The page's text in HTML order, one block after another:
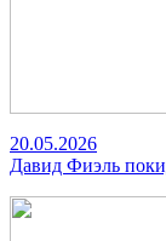
20.05.2026
Давид Фиэль